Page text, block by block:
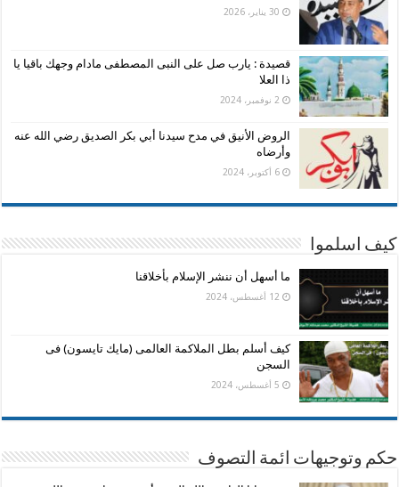
30 يناير، 2026
قصيدة : يارب صل على النبى المصطفى مادام وجهك باقيا يا
ذا العلا
2 نوفمبر، 2024
الروض الأنيق في مدح سيدنا أبي بكر الصديق رضي الله عنه
وأرضاه
6 أكتوبر، 2024
كيف اسلموا
ما أسهل أن ننشر الإسلام بأخلاقنا
12 أغسطس، 2024
كيف أسلم بطل الملاكمة العالمى (مايك تايسون) فى
السجن
5 أغسطس، 2024
حكم وتوجيهات ائمة التصوف